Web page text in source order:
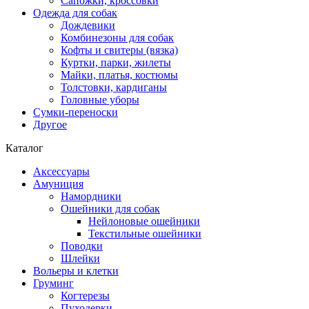
Одежда для собак
Дождевики
Комбинезоны для собак
Кофты и свитеры (вязка)
Куртки, парки, жилеты
Майки, платья, костюмы
Толстовки, кардиганы
Головные уборы
Сумки-переноски
Другое
Каталог
Аксессуары
Амуниция
Намордники
Ошейники для собак
Нейлоновые ошейники
Текстильные ошейники
Поводки
Шлейки
Вольеры и клетки
Груминг
Когтерезы